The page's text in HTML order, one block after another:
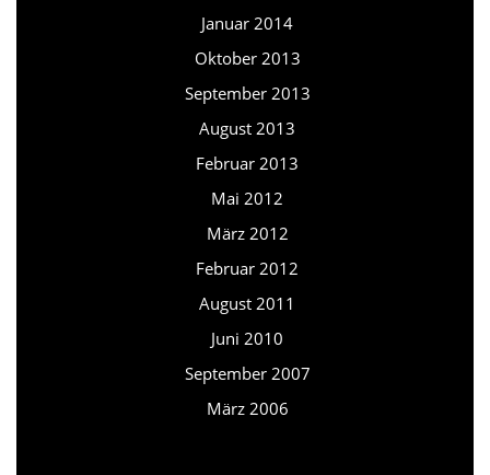
Januar 2014
Oktober 2013
September 2013
August 2013
Februar 2013
Mai 2012
März 2012
Februar 2012
August 2011
Juni 2010
September 2007
März 2006